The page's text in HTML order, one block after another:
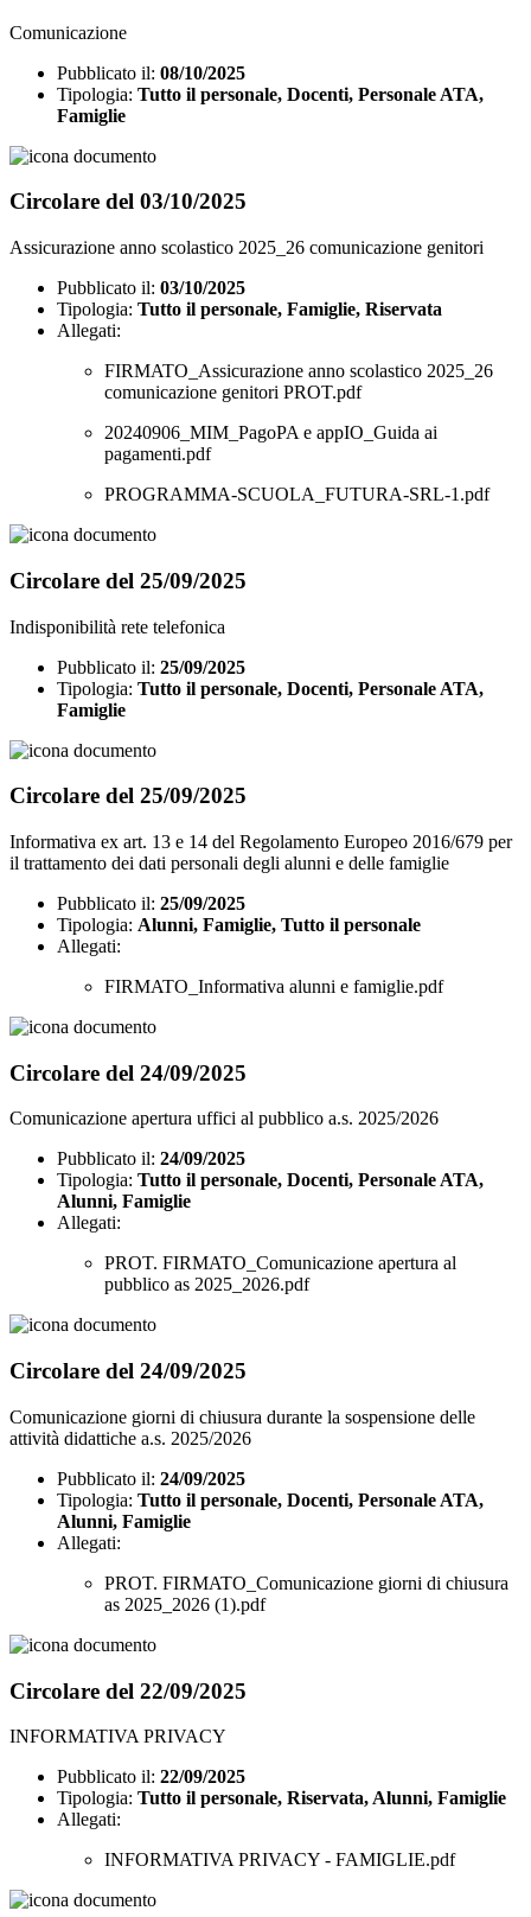
Comunicazione
Pubblicato il: 08/10/2025
Tipologia: Tutto il personale, Docenti, Personale ATA,
Famiglie
Circolare del 03/10/2025
Assicurazione anno scolastico 2025_26 comunicazione genitori
Pubblicato il: 03/10/2025
Tipologia: Tutto il personale, Famiglie, Riservata
Allegati:
FIRMATO_Assicurazione anno scolastico 2025_26
comunicazione genitori PROT.pdf
20240906_MIM_PagoPA e appIO_Guida ai
pagamenti.pdf
PROGRAMMA-SCUOLA_FUTURA-SRL-1.pdf
Circolare del 25/09/2025
Indisponibilità rete telefonica
Pubblicato il: 25/09/2025
Tipologia: Tutto il personale, Docenti, Personale ATA,
Famiglie
Circolare del 25/09/2025
Informativa ex art. 13 e 14 del Regolamento Europeo 2016/679 per
il trattamento dei dati personali degli alunni e delle famiglie
Pubblicato il: 25/09/2025
Tipologia: Alunni, Famiglie, Tutto il personale
Allegati:
FIRMATO_Informativa alunni e famiglie.pdf
Circolare del 24/09/2025
Comunicazione apertura uffici al pubblico a.s. 2025/2026
Pubblicato il: 24/09/2025
Tipologia: Tutto il personale, Docenti, Personale ATA,
Alunni, Famiglie
Allegati:
PROT. FIRMATO_Comunicazione apertura al
pubblico as 2025_2026.pdf
Circolare del 24/09/2025
Comunicazione giorni di chiusura durante la sospensione delle
attività didattiche a.s. 2025/2026
Pubblicato il: 24/09/2025
Tipologia: Tutto il personale, Docenti, Personale ATA,
Alunni, Famiglie
Allegati:
PROT. FIRMATO_Comunicazione giorni di chiusura
as 2025_2026 (1).pdf
Circolare del 22/09/2025
INFORMATIVA PRIVACY
Pubblicato il: 22/09/2025
Tipologia: Tutto il personale, Riservata, Alunni, Famiglie
Allegati:
INFORMATIVA PRIVACY - FAMIGLIE.pdf